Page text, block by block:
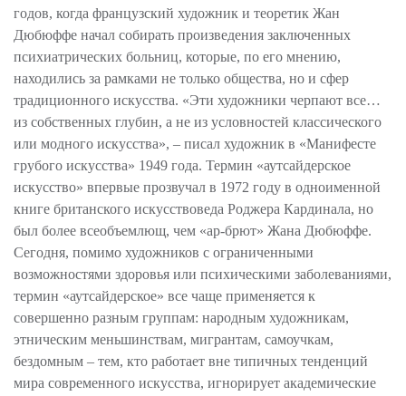
годов, когда французский художник и теоретик Жан
Дюбюффе начал собирать произведения заключенных
психиатрических больниц, которые, по его мнению,
находились за рамками не только общества, но и сфер
традиционного искусства. «Эти художники черпают все…
из собственных глубин, а не из условностей классического
или модного искусства», – писал художник в «Манифесте
грубого искусства» 1949 года. Термин «аутсайдерское
искусство» впервые прозвучал в 1972 году в одноименной
книге британского искусствоведа Роджера Кардинала, но
был более всеобъемлющ, чем «ар-брют» Жана Дюбюффе.
Сегодня, помимо художников с ограниченными
возможностями здоровья или психическими заболеваниями,
термин «аутсайдерское» все чаще применяется к
совершенно разным группам: народным художникам,
этническим меньшинствам, мигрантам, самоучкам,
бездомным – тем, кто работает вне типичных тенденций
мира современного искусства, игнорирует академические